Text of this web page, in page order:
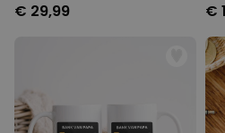
€ 29,99 €